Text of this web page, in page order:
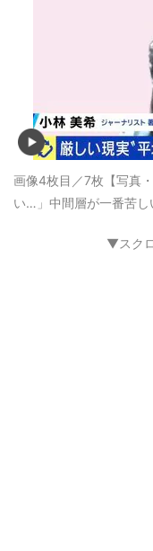
画像4枚目／7枚 【写真
い…」中間層が一番苦
▼スク